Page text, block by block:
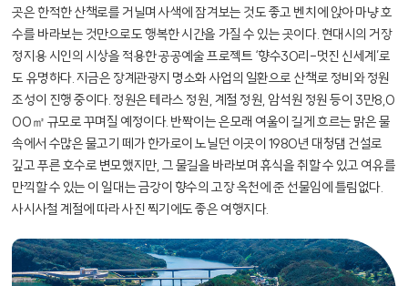
곳은 한적한 산책로를 거닐며 사색에 잠겨보는 것도 좋고 벤치에 앉아 마냥 호
수를 바라보는 것만으로도 행복한 시간을 가질 수 있는 곳이다. 현대시의 거장
정지용 시인의 시상을 적용한 공공예술 프로젝트 ‘향수30리-멋진 신세계’로
도 유명하다. 지금은 장계관광지 명소화 사업의 일환으로 산책로 정비와 정원
조성이 진행 중이다. 정원은 테라스 정원, 계절 정원, 암석원 정원 등이 3만8,0
00㎡ 규모로 꾸며질 예정이다. 반짝이는 은모래 여울이 길게 흐르는 맑은 물
속에서 수많은 물고기 떼가 한가로이 노닐던 이곳이 1980년 대청댐 건설로
깊고 푸른 호수로 변모했지만, 그 물길을 바라보며 휴식을 취할 수 있고 여유를
만끽할 수 있는 이 일대는 금강이 향수의 고장 옥천에 준 선물임에 틀림없다.
사시사철 계절에 따라 사진 찍기에도 좋은 여행지다.